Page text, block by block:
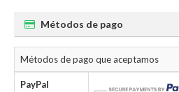
Métodos de pago
Métodos de pago que aceptamos
PayPal